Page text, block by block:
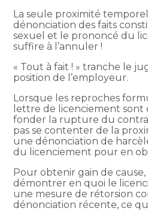
La seule proximité
dénonciation des faits
sexuel et le prononcé du
suffire à l’annuler !
« Tout à fait ! » tranche le
position de l’employeur.
Lorsque les reproches
lettre de licenciement
fonder la rupture du
pas se contenter de la
une dénonciation de
du licenciement pour en
Pour obtenir gain de cause,
démontrer en quoi le
une mesure de rétorsion
dénonciation récente, ce